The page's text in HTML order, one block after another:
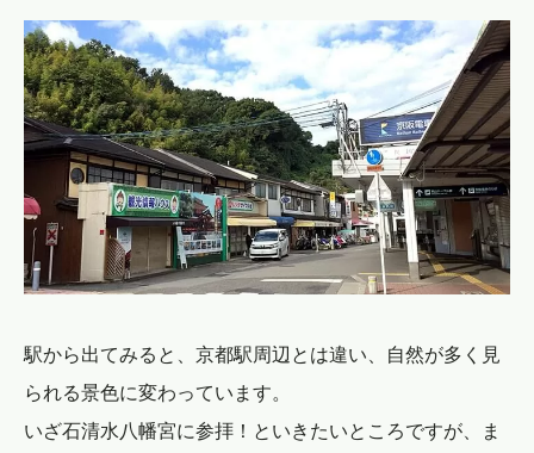
駅から出てみると、京都駅周辺とは違い、自然が多く見
られる景色に変わっています。
いざ石清水八幡宮に参拝！といきたいところですが、ま